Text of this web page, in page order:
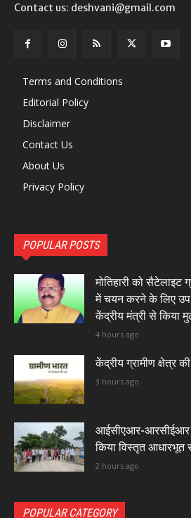
Contact us: deshvani@gmail.com
Terms and Conditions
Editorial Policy
Disclaimer
Contact Us
About Us
Privacy Policy
POPULAR POSTS
मोतिहारी को
में चयन करने के लिए उप
केंद्रीय मंत्री से किया
4 hours ago
केंद्रीय ग्रामीण क्षेत्र
3 hours ago
आईसीएआर-आरसीईआर
किया विस्तृत आधारभूत
2 hours ago
POPULAR CATEGORY